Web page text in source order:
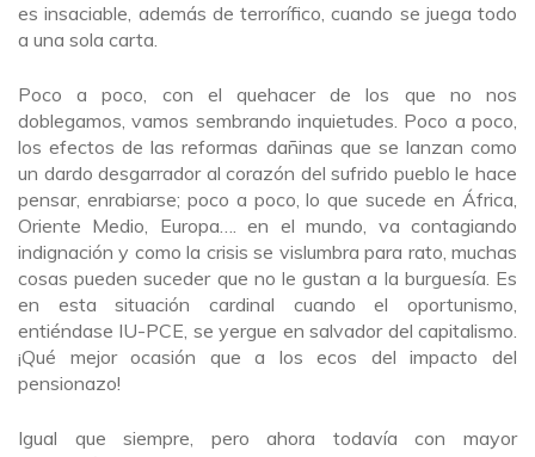
es insaciable, además de terrorífico, cuando se juega todo
a una sola carta.
Poco a poco, con el quehacer de los que no nos
doblegamos, vamos sembrando inquietudes. Poco a poco,
los efectos de las reformas dañinas que se lanzan como
un dardo desgarrador al corazón del sufrido pueblo le hace
pensar, enrabiarse; poco a poco, lo que sucede en África,
Oriente Medio, Europa…. en el mundo, va contagiando
indignación y como la crisis se vislumbra para rato, muchas
cosas pueden suceder que no le gustan a la burguesía. Es
en esta situación cardinal cuando el oportunismo,
entiéndase IU-PCE, se yergue en salvador del capitalismo.
¡Qué mejor ocasión que a los ecos del impacto del
pensionazo!
Igual que siempre, pero ahora todavía con mayor